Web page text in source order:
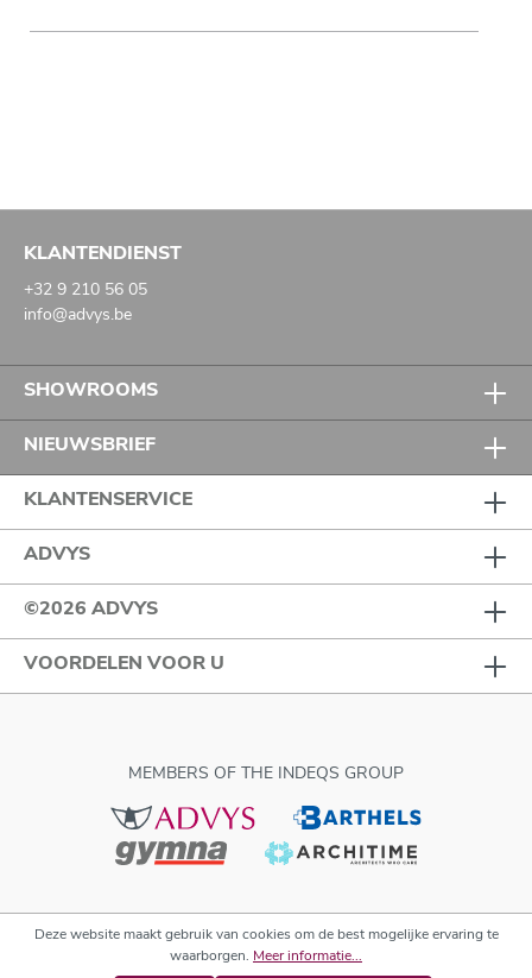
KLANTENDIENST
+32 9 210 56 05
info@advys.be
SHOWROOMS
NIEUWSBRIEF
KLANTENSERVICE
ADVYS
©2026 ADVYS
VOORDELEN VOOR U
MEMBERS OF THE INDEQS GROUP
Deze website maakt gebruik van cookies om de best mogelijke ervaring te
waarborgen. Meer informatie...